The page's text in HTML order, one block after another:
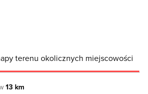
terenu okolicznych miejscowości
13 km